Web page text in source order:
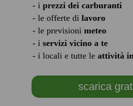
- i prezzi dei carburanti
- le offerte di lavoro
- le previsioni meteo
- i servizi vicino a te
- i locali e tutte le attività
scarica